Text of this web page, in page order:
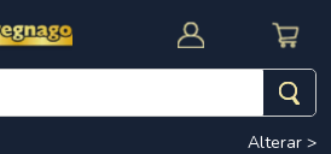
Alterar >